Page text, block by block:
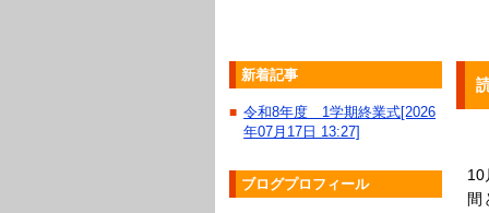
10
間
新着記事
■ 令和8年度 1学期終業式[2026
年07月17日 13:27]
ブログプロフィール